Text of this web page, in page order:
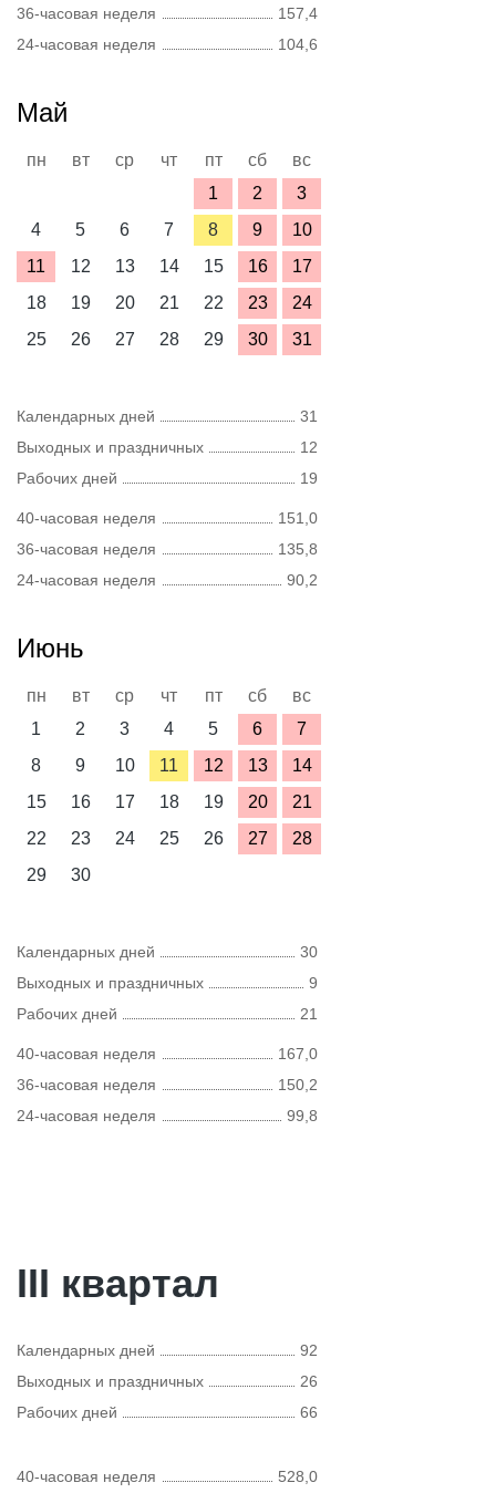
36-часовая неделя
157,4
24-часовая неделя
104,6
Май
пн вт ср чт пт сб
вс
1
2
3
4
5 6 7 8 9
10
11
12 13 14 15 16
17
18
19 20 21 22 23
24
25
26 27 28 29 30 31
Календарных дней
31
Выходных и праздничных
12
Рабочих дней
19
40-часовая неделя
151,0
36-часовая неделя
135,8
24-часовая неделя
90,2
Июнь
пн вт ср чт пт сб
вс
1
2 3 4 5 6
7
8
9 10 11 12 13
14
15
16 17 18 19 20
21
22
23 24 25 26 27
28
29
30
Календарных дней
30
Выходных и праздничных
9
Рабочих дней
21
40-часовая неделя
167,0
36-часовая неделя
150,2
24-часовая неделя
99,8
III квартал
Календарных дней
92
Выходных и праздничных
26
Рабочих дней
66
40-часовая неделя 528,0